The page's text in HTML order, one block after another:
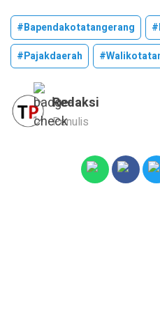
#bapendakotatangerang
#pajakdaerah
Redaksi
Penulis